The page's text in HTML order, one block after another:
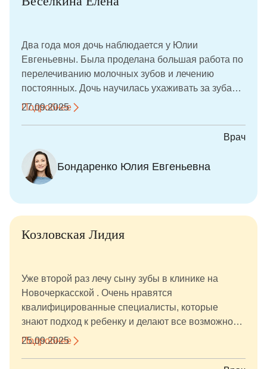
Два года моя дочь наблюдается у Юлии
Евгеньевны. Была проделана большая работа по
перелечиванию молочных зубов и лечению
постоянных. Дочь научилась ухаживать за зубами
правильно, очень сильно улучшился навык по
рекомендации. Поэтому сейчас я просто каждые
полгода привожу дочь на проф гигиену, и мы
Подробнее
27.09.2025
Врач
Бондаренко Юлия Евгеньевна
Козловская Лидия
Уже второй раз лечу сыну зубы в клинике на
Новочеркасской . Очень нравятся
квалифицированные специалисты, которые
знают подход к ребенку и делают все возможное,
чтобы ребенку понравилось лечить зубы. Ценник
Подробнее
25.09.2025